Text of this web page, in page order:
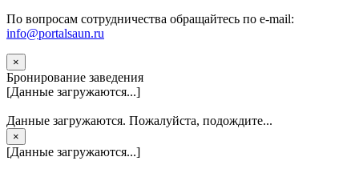
По вопросам сотрудничества обращайтесь по e-mail:
info@portalsaun.ru
×
Бронирование заведения
[Данные загружаются...]
Данные загружаются. Пожалуйста, подождите...
×
[Данные загружаются...]